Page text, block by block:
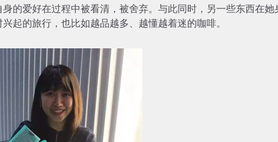
的爱好在过程中被看清，被舍弃。与此同时，另一些东西在她
起的旅行，也比如越品越多、越懂越着迷的咖啡。